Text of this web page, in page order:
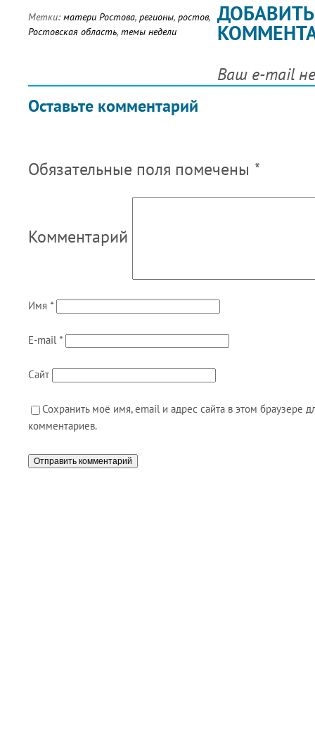
Метки: матери Ростова, регионы, ростов,
Ростовская область, темы недели
Оставьте комментарий
ДОБАВИТЬ
Ваш e-mail
Обязательные поля помечены *
Комментарий
Имя *
E-mail *
Сайт
Сохранить моё имя, email и адрес сайта в этом браузере
комментариев.